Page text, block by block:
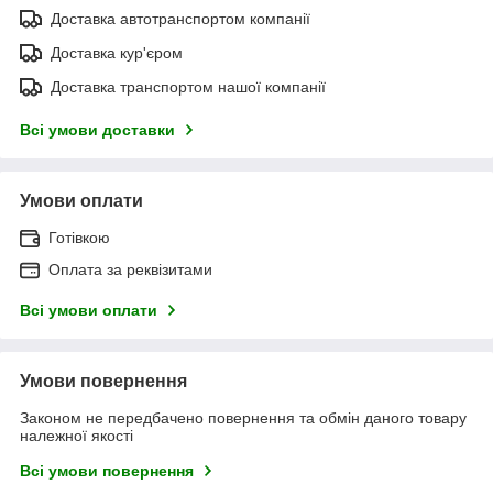
Доставка автотранспортом компанії
Доставка кур'єром
Доставка транспортом нашої компанії
Всі умови доставки
Умови оплати
Готівкою
Оплата за реквізитами
Всі умови оплати
Умови повернення
Законом не передбачено повернення та обмін даного товару
належної якості
Всі умови повернення